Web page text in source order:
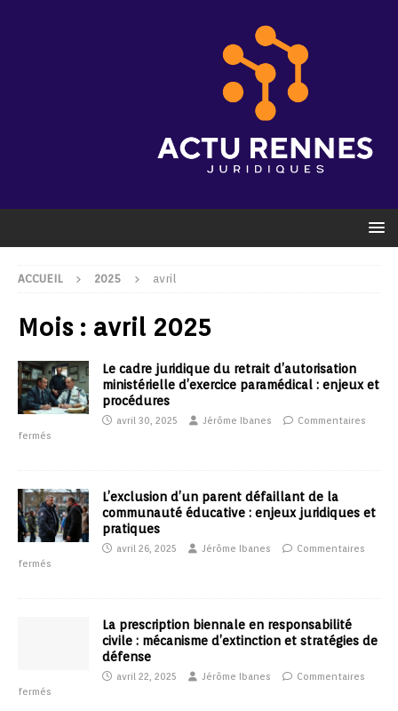
ACCUEIL 2025 avril
Mois : avril 2025
Le cadre juridique du retrait d’autorisation
ministérielle d’exercice paramédical : enjeux et
procédures
avril 30, 2025 Jérôme Ibanes
Commentaires
fermés
L’exclusion d’un parent défaillant de la
communauté éducative : enjeux juridiques et
pratiques
avril 26, 2025 Jérôme Ibanes
Commentaires
fermés
La prescription biennale en responsabilité
civile : mécanisme d’extinction et stratégies de
défense
avril 22, 2025 Jérôme Ibanes
Commentaires
fermés